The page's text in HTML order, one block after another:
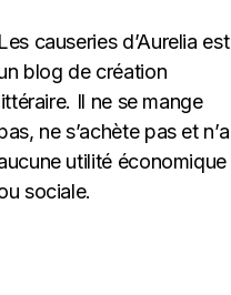
Les causeries d’Aurelia est
blog de création
Il ne se mange
ne s’achète pas et n’a
utilité économique
sociale.